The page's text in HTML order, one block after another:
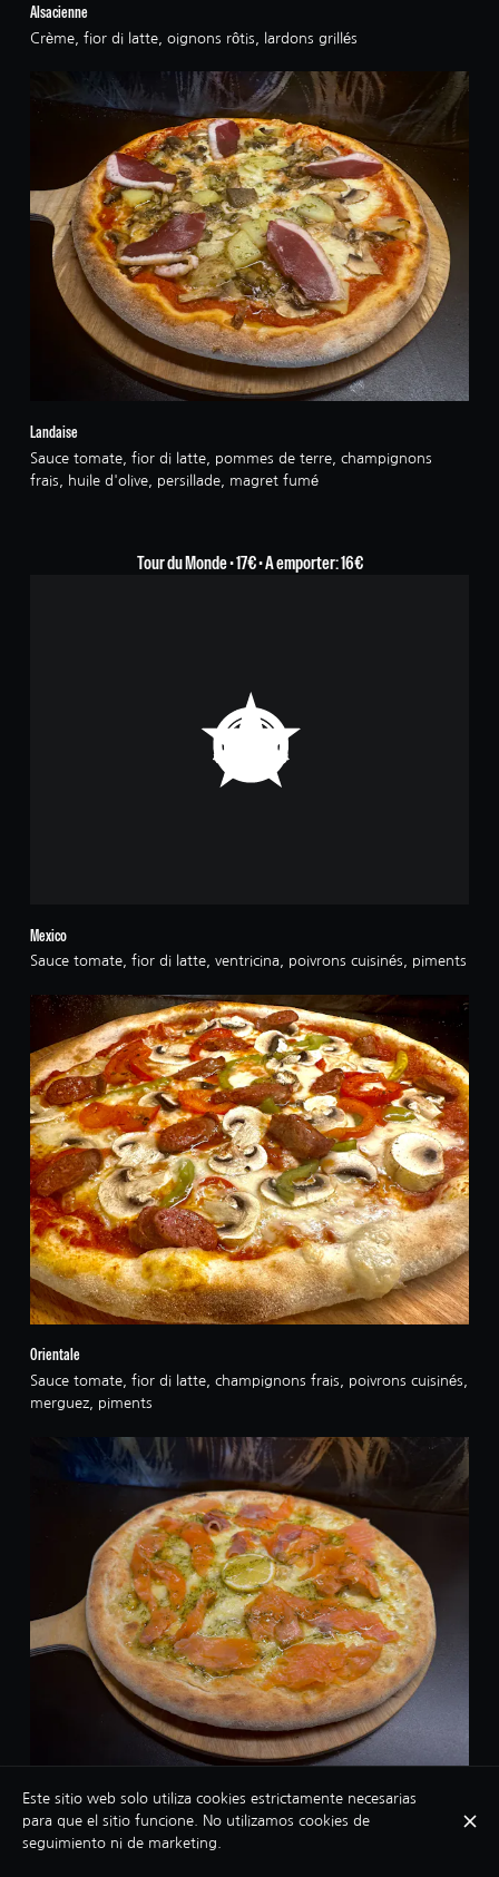
Alsacienne
Crème, fior di latte, oignons rôtis, lardons grillés
Landaise
Sauce tomate, fior di latte, pommes de terre, champignons
frais, huile d'olive, persillade, magret fumé
Tour du Monde • 17€ • A emporter: 16€
Mexico
Sauce tomate, fior di latte, ventricina, poivrons cuisinés, piments
Orientale
Sauce tomate, fior di latte, champignons frais, poivrons cuisinés,
merguez, piments
Kilt
Crème, fior di latte, citron, saumon fumé, huile d'olive à l'aneth
Este sitio web solo utiliza cookies estrictamente necesarias
para que el sitio funcione. No utilizamos cookies de
seguimiento ni de marketing.